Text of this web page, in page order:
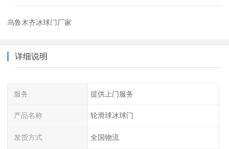
乌鲁木齐冰球门厂家
详细说明
服务 提供上门服务
产品名称 轮滑球冰球门
发货方式 全国物流